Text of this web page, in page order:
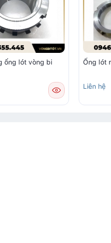
ống lót vòng bi
Ống lót
Liên hệ